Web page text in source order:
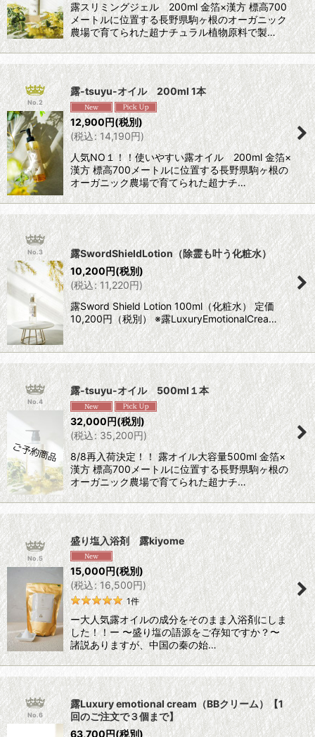
露スリミングジェル 200ml 金箔×漢方 標高700
メートルに位置する長野県駒ヶ根のオーガニック
農場で育てられた超ナチュラル植物原料で製…
No.2
露-tsuyu-オイル 200ml 1本
12,900円(税別)
(税込: 14,190円)
人気NO１！！使いやすい露オイル 200ml 金箔×
漢方 標高700メートルに位置する長野県駒ヶ根の
オーガニック農場で育てられた超ナチ…
No.3
露SwordShieldLotion（除霊も叶う化粧水）
10,200 円(税別)
(税込: 11,220円)
露Sword Shield Lotion 100ml（化粧水） 定価
10,200円（税別） ※露LuxuryEmotionalCrea…
No.4
露-tsuyu-オイル 500ml１本
32,000円(税別)
(税込: 35,200円)
8/8再入荷決定！！ 露オイル大容量500ml 金箔×
漢方 標高700メートルに位置する長野県駒ヶ根の
オーガニック農場で育てられた超ナチ…
No.5
盛り塩入浴剤 露kiyome
15,000円(税別)
(税込: 16,500円)
1件
ー大人気露オイルの成分をそのまま入浴剤にしま
した！！ー 〜盛り塩の語源をご存知ですか？〜
諸説ありますが、中国の秦の始…
No.6
露Luxury emotional cream（BBクリーム）【1
回のご注文で３個まで】
63,700円(税別)